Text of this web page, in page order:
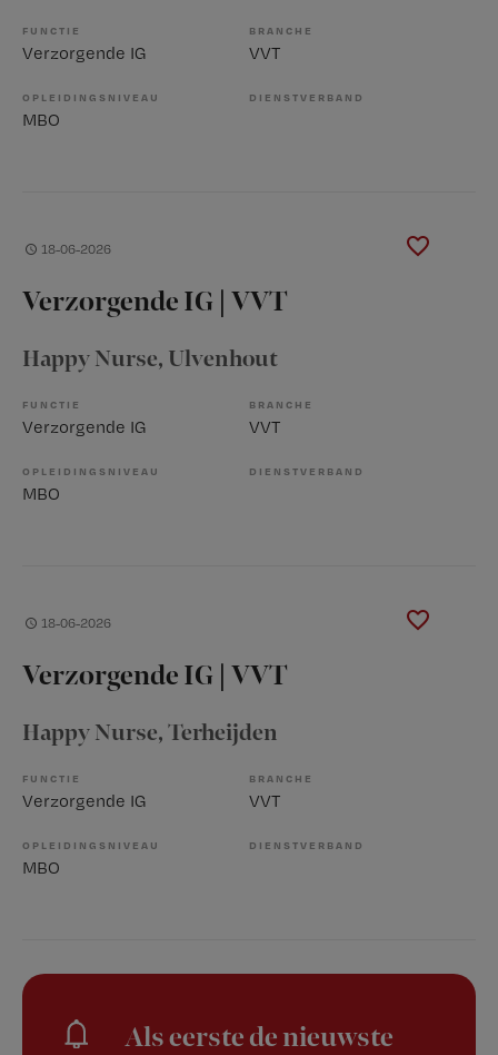
FUNCTIE
Verzorgende IG
BRANCHE
VVT
OPLEIDINGSNIVEAU
MBO
DIENSTVERBAND
18-06-2026
Verzorgende IG | VVT
Happy Nurse, Ulvenhout
FUNCTIE
Verzorgende IG
BRANCHE
VVT
OPLEIDINGSNIVEAU
MBO
DIENSTVERBAND
18-06-2026
Verzorgende IG | VVT
Happy Nurse, Terheijden
FUNCTIE
Verzorgende IG
BRANCHE
VVT
OPLEIDINGSNIVEAU
MBO
DIENSTVERBAND
Als eerste de nieuwste